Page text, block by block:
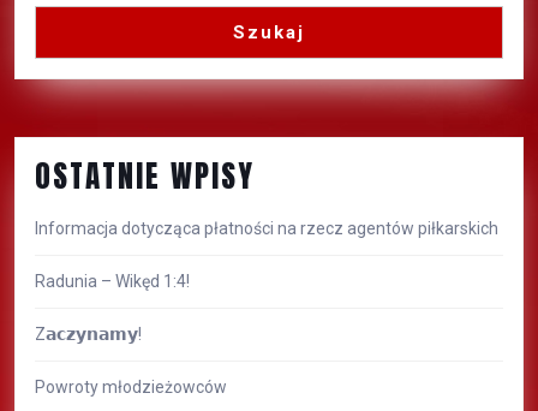
Szukaj
OSTATNIE WPISY
Informacja dotycząca płatności na rzecz agentów piłkarskich
Radunia – Wikęd 1:4!
Z𝗮𝗰𝘇𝘆𝗻𝗮𝗺𝘆!
Powroty młodzieżowców